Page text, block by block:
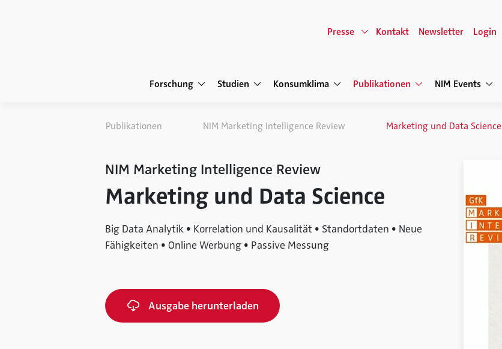
Forschung Studien Konsumklima Publikationen NIM Events
Presse Kontakt Newsletter Login
Publikationen NIM Marketing Intelligence Review Marketing und Data Science
NIM Marketing Intelligence Review
Marketing und Data Science
Big Data Analytik • Korrelation und Kausalität • Standortdaten • Neue
Fähigkeiten • Online Werbung • Passive Messung
Ausgabe herunterladen